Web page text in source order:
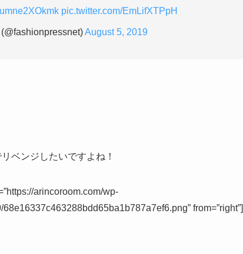
pic.twitter.com/EmLifXTPpH
August 5, 2019
ベンジしたいですよね！
arincoroom.com/wp-